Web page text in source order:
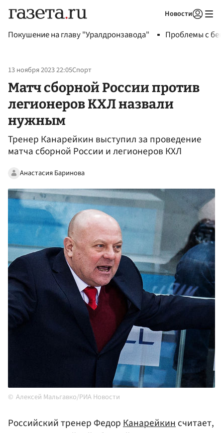
Новости
Покушение на главу "Уралдронзавода" Проблемы с
13 ноября 2023 22:05Спорт
Матч сборной России против
легионеров КХЛ назвали
нужным
Тренер Канарейкин выступил за проведение
матча сборной России и легионеров КХЛ
Анастасия Баринова
Алексей Мальгавко/РИА Новости
Российский тренер ФедорКанарейкинсчитает,